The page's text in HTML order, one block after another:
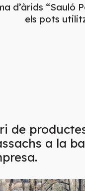
d’àrids “Sauló
els pots
de
a la